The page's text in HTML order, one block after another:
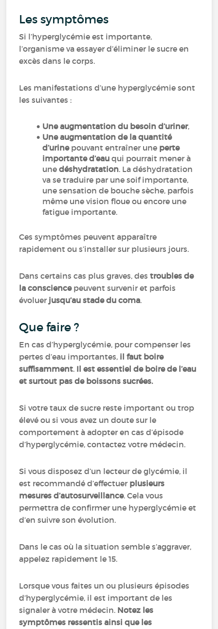
Les symptômes
Si l’hyperglycémie est importante,
l’organisme va essayer d’éliminer le sucre en
excès dans le corps.
Les manifestations d’une hyperglycémie sont
les suivantes :
Une augmentation du besoin d’uriner,
Une augmentation de la quantité
d’urinepouvant entraîner une perte
importante d’eau qui pourrait mener à
unedéshydratation. La déshydratation
va se traduire par une soif importante,
une sensation de bouche sèche, parfois
même une vision floue ou encore une
fatigue importante.
Ces symptômes peuvent apparaître
rapidement ou s’installer sur plusieurs jours.
Dans certains cas plus graves, destroubles de
la consciencepeuvent survenir et parfois
évoluer jusqu’au stade du coma.
Que faire ?
En cas d’hyperglycémie, pour compenser les
pertes d’eau importantes, il faut boire
suffisamment. Il est essentiel de boire de l’eau
et surtout pas de boissons sucrées.
Si votre taux de sucre reste important ou trop
élevé ou si vous avez un doute sur le
comportement à adopter en cas d’épisode
d’hyperglycémie, contactez votre médecin.
Si vous disposez d’un lecteur de glycémie, il
est recommandé d’effectuer plusieurs
mesures d’autosurveillance. Cela vous
permettra de confirmer une hyperglycémie et
d’en suivre son évolution.
Dans le cas où la situation semble s’aggraver,
appelez rapidement le 15.
Lorsque vous faites un ou plusieurs épisodes
d’hyperglycémie, il est important de les
signaler à votre médecin. Notez les
symptômes ressentis ainsi que les